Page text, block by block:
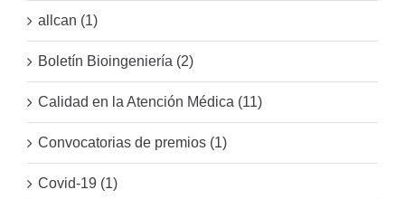
allcan (1)
Boletín Bioingeniería (2)
Calidad en la Atención Médica (11)
Convocatorias de premios (1)
Covid-19 (1)